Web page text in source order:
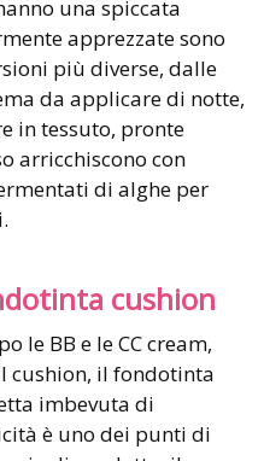
una spiccata
apprezzate sono
più diverse, dalle
da applicare di notte,
in tessuto, pronte
arricchiscono con
di alghe per
cushion
le BB e le CC cream,
cushion, il fondotinta
imbevuta di
è uno dei punti di